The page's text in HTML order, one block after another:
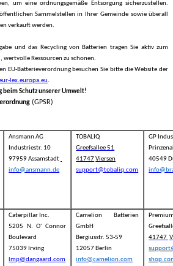
um eine ordnungsgemäße Entsorgung sicherzustellen.
Sammelstellen in Ihrer Gemeinde sowie überall
verkauft werden.
und das Recycling von Batterien tragen Sie aktiv zum
Ressourcen zu schonen.
EU-Batterieverordnung besuchen Sie bitte die Website der
lex.europa.eu.
beim Schutz unserer Umwelt!
(GPSR)
Ansmann AG
Industriestr. 10
97959 Assamstadt
info@ansmann.de
TOBALIQ
Greefsallee 51
41747Viersen
support@tobaliq.com
GP
40549
Caterpillar Inc.
5205 N. O' Connor
Boulevard
75039 Irving
lmp@dangaard.com
Camelion Batterien
GmbH
Bergiusstr. 53-59
12057 Berlin
info@camelion.com
41747